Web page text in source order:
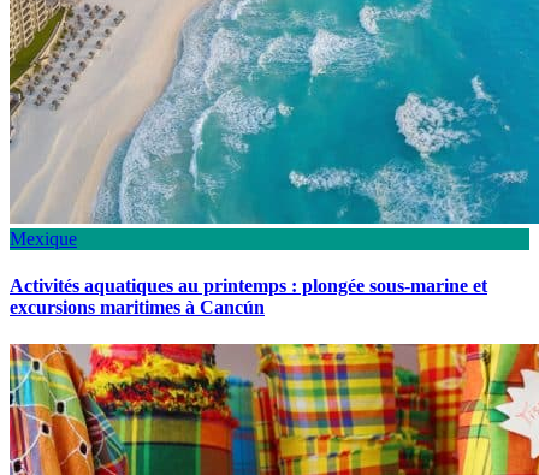
Mexique
Activités aquatiques au printemps : plongée sous-marine et
excursions maritimes à Cancún